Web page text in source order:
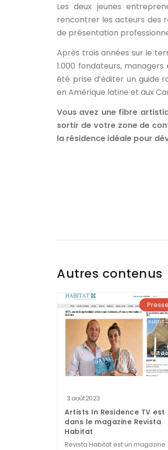
Les deux jeunes
rencontrer les acteurs des
de présentation
Après trois années sur le
1.000 fondateurs,
été prise d’éditer un guide
en Amérique latine et aux
Vous avez une fibre
sortir de votre zone de
la résidence idéale pour
Autres contenus
Presse
3 août 2023
Artists In Residence TV est
dans le magazine Revista
Habitat
Revista Habitat est un magazine